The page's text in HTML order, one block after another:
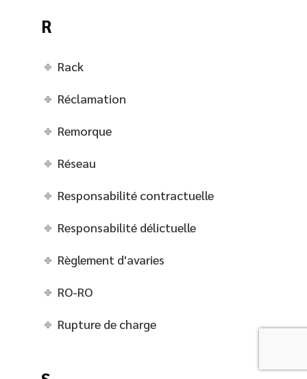
R
Rack
Réclamation
Remorque
Réseau
Responsabilité contractuelle
Responsabilité délictuelle
Règlement d'avaries
RO-RO
Rupture de charge